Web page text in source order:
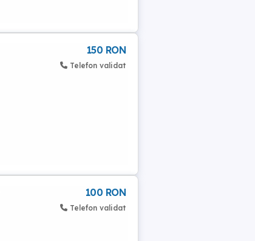
150 RON
Telefon validat
100 RON
Telefon validat